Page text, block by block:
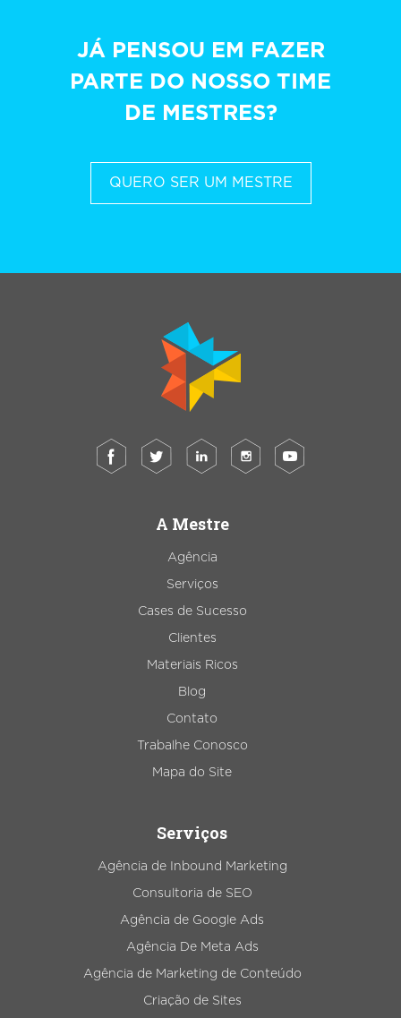
JÁ PENSOU EM FAZER
PARTE DO NOSSO TIME
DE MESTRES?
QUERO SER UM MESTRE
A Mestre
Agência
Serviços
Cases de Sucesso
Clientes
Materiais Ricos
Blog
Contato
Trabalhe Conosco
Mapa do Site
Serviços
Agência de Inbound Marketing
Consultoria de SEO
Agência de Google Ads
Agência De Meta Ads
Agência de Marketing de Conteúdo
Criação de Sites